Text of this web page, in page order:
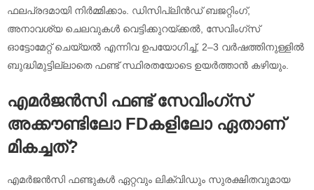
ഫലപ്രദമായി നിർമ്മിക്കാം. ഡിസിപ്ലിൻഡ് ബജറ്റിംഗ്,
അനാവശ്യ ചെലവുകൾ വെട്ടിക്കുറയ്ക്കൽ, സേവിംഗ്സ്
ഓട്ടോമേറ്റ് ചെയ്യൽ എന്നിവ ഉപയോഗിച്ച്, 2–3 വർഷത്തിനുള്ളിൽ
ബുദ്ധിമുട്ടില്ലാതെ ഫണ്ട് സ്ഥിരതയോടെ ഉയർത്താൻ കഴിയും.
എമർജൻസി ഫണ്ട് സേവിംഗ്സ്
അക്കൗണ്ടിലോ FDകളിലോ ഏതാണ്
മികച്ചത്?
എമർജൻസി ഫണ്ടുകൾ ഏറ്റവും ലിക്വിഡും സുരക്ഷിതവുമായ